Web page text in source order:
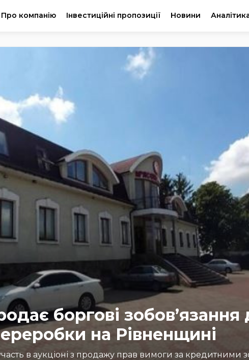
Про компанію Інвестиційні пропозиції Новини
боргові зобов’язання
на Рівненщині
в аукціоні з продажу прав вимоги за кредитними